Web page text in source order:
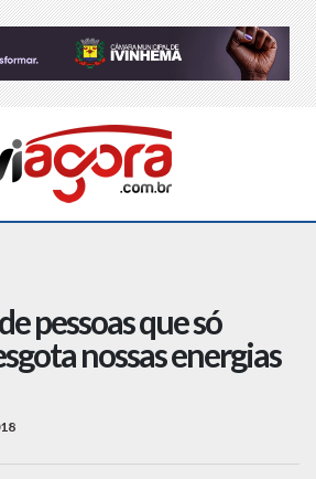
pessoas que só
nossas energias